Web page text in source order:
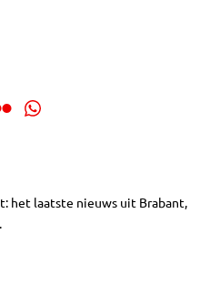
het laatste nieuws uit Brabant,